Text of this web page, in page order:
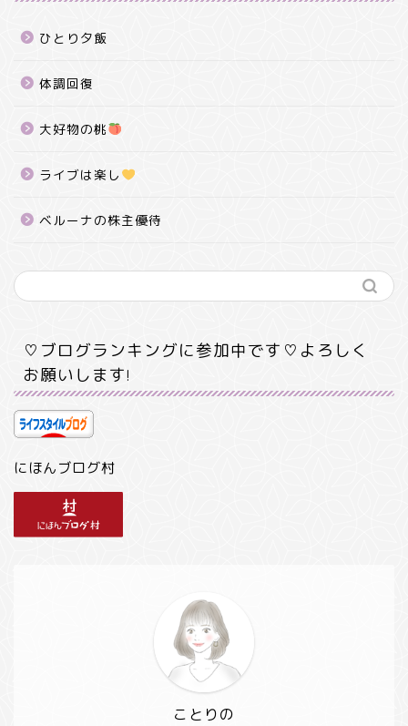
ひとり夕飯
体調回復
大好物の桃
ライブは楽し
ベルーナの株主優待
♡ブログランキングに参加中です♡よろしく
お願いします!
にほんブログ村
ことりの